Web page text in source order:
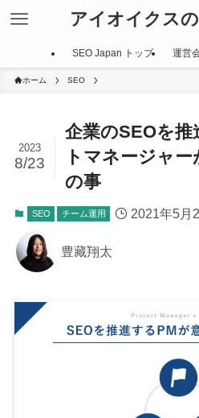
アイオイクス
SEO Japan トップ 運営
ホーム SEO
企業のSEOを
トマネージャ
の事
2023
8/23
SEO チーム運用 2021年5月
豊藏翔太